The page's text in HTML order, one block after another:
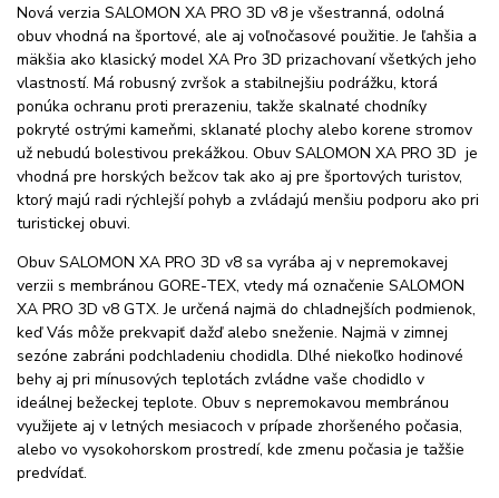
Nová verzia SALOMON XA PRO 3D v8 je všestranná, odolná
obuv vhodná na športové, ale aj voľnočasové použitie. Je ľahšia a
mäkšia ako klasický model XA Pro 3D prizachovaní všetkých jeho
vlastností. Má robusný zvršok a stabilnejšiu podrážku, ktorá
ponúka ochranu proti prerazeniu, takže skalnaté chodníky
pokryté ostrými kameňmi, sklanaté plochy alebo korene stromov
už nebudú bolestivou prekážkou. Obuv SALOMON XA PRO 3D je
vhodná pre horských bežcov tak ako aj pre športových turistov,
ktorý majú radi rýchlejší pohyb a zvládajú menšiu podporu ako pri
turistickej obuvi.
Obuv SALOMON XA PRO 3D v8 sa vyrába aj v nepremokavej
verzii s membránou GORE-TEX, vtedy má označenie SALOMON
XA PRO 3D v8 GTX. Je určená najmä do chladnejších podmienok,
keď Vás môže prekvapiť dažď alebo sneženie. Najmä v zimnej
sezóne zabráni podchladeniu chodidla. Dlhé niekoľko hodinové
behy aj pri mínusových teplotách zvládne vaše chodidlo v
ideálnej bežeckej teplote. Obuv s nepremokavou membránou
využijete aj v letných mesiacoch v prípade zhoršeného počasia,
alebo vo vysokohorskom prostredí, kde zmenu počasia je tažšie
predvídať.